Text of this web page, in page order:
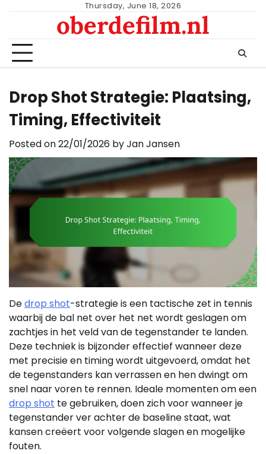
Thursday, June 18, 2026
oberdefilm.nl
Drop Shot Strategie: Plaatsing,
Timing, Effectiviteit
Posted on22/01/2026 byJan Jansen
Dedrop shot-strategie is een tactische zet in tennis
waarbij de bal net over het net wordt geslagen om
zachtjes in het veld van de tegenstander te landen.
Deze techniek is bijzonder effectief wanneer deze
met precisie en timing wordt uitgevoerd, omdat het
de tegenstanders kan verrassen en hen dwingt om
snel naar voren te rennen. Ideale momenten om een
drop shot te gebruiken, doen zich voor wanneer je
tegenstander ver achter de baseline staat, wat
kansen creëert voor volgende slagen en mogelijke
fouten.